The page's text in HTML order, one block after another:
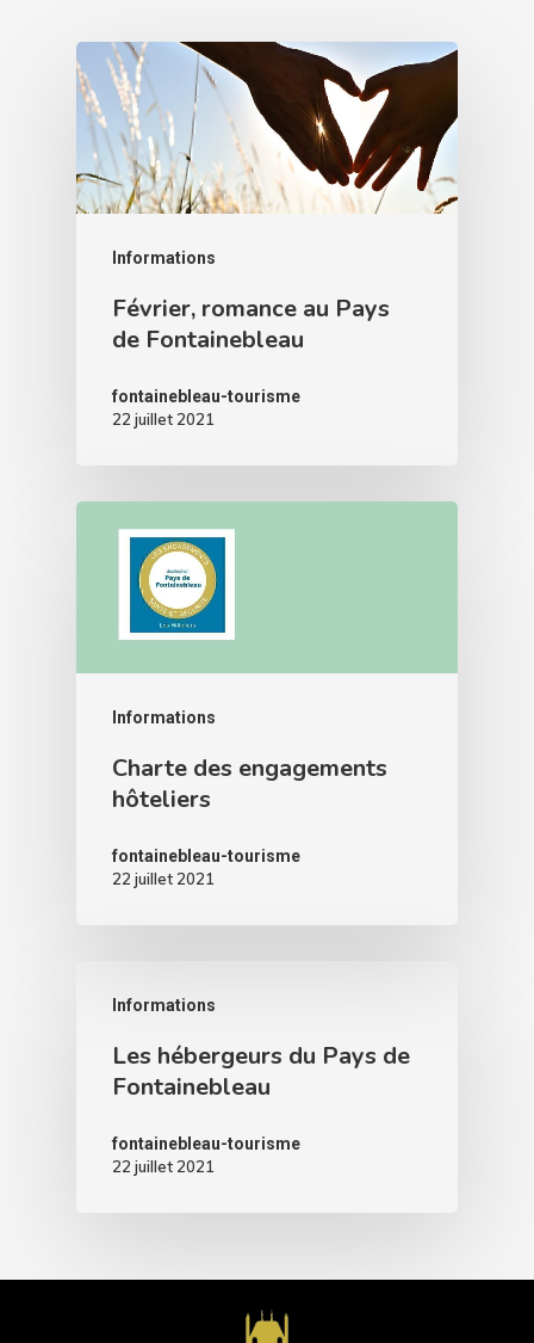
Informations
Février, romance au Pays
de Fontainebleau
fontainebleau-tourisme
22 juillet 2021
Informations
Charte des engagements
hôteliers
fontainebleau-tourisme
22 juillet 2021
Informations
Les hébergeurs du Pays de
Fontainebleau
fontainebleau-tourisme
22 juillet 2021